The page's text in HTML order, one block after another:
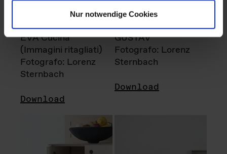
Nur notwendige Cookies
EVA Cucina
(Immagini ritagliati)
Fotografo: Lorenz
Sternbach
Download
GUSTAV
Fotografo: Lorenz
Sternbach
Download